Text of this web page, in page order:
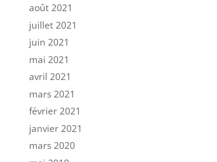
août 2021
juillet 2021
juin 2021
mai 2021
avril 2021
mars 2021
février 2021
janvier 2021
mars 2020